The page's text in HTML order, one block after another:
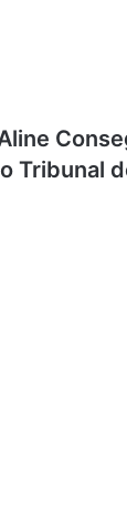
Tribunal